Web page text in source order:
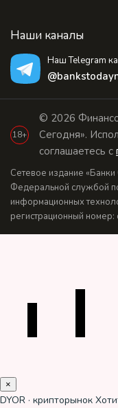
Наши каналы
Наш Telegram
18+
© 2026
Сегодня».
соглашаетесь с
Сетевое издание
Федеральной службой
информационных
регистрационный
×
DYOR · крипторынок